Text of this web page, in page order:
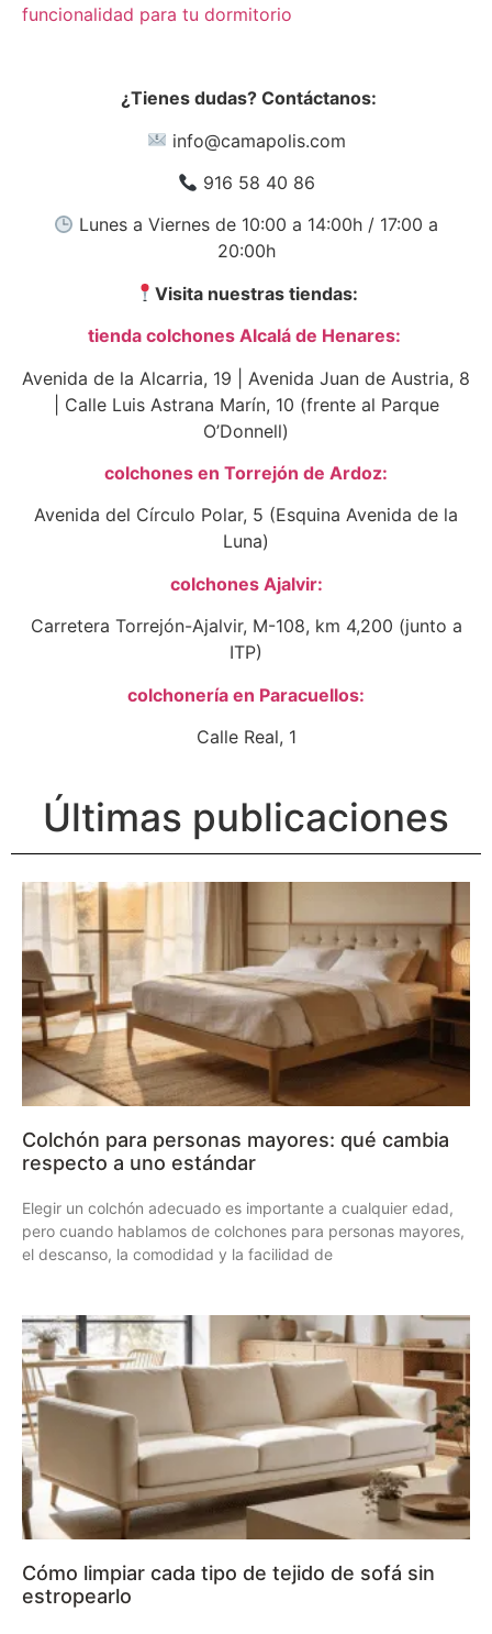
funcionalidad para tu dormitorio
¿Tienes dudas? Contáctanos:
info@camapolis.com
916 58 40 86
Lunes a Viernes de 10:00 a 14:00h / 17:00 a
20:00h
Visita nuestras tiendas:
tienda colchones Alcalá de Henares:
Avenida de la Alcarria, 19 | Avenida Juan de Austria, 8
| Calle Luis Astrana Marín, 10 (frente al Parque
O’Donnell)
colchones en Torrejón de Ardoz:
Avenida del Círculo Polar, 5 (Esquina Avenida de la
Luna)
colchones Ajalvir:
Carretera Torrejón-Ajalvir, M-108, km 4,200 (junto a
ITP)
colchonería en Paracuellos:
Calle Real, 1
Últimas publicaciones
Colchón para personas mayores: qué cambia
respecto a uno estándar
Elegir un colchón adecuado es importante a cualquier edad,
pero cuando hablamos de colchones para personas mayores,
el descanso, la comodidad y la facilidad de
Cómo limpiar cada tipo de tejido de sofá sin
estropearlo